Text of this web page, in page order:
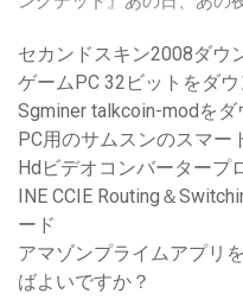
セカンドスキン2008ダウ
ゲームPC 32ビットをダ
Sgminer talkcoin-modをダ
PC用のサムスンのスマー
Hdビデオコンバータープ
INE CCIE Routing＆
ード
アマゾンプライムアプリ
ばよいですか？